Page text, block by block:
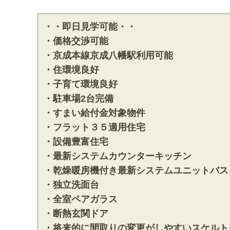
・・即日見学可能・・
・価格交渉可能
・京成本線京成八幡駅利用可能
・住環境良好
・子育て環境良好
・駐車場2台完備
・すまい給付金対象物件
・フラット３５適用住宅
・設備豊富住宅
・最新システムカウンターキッチン
・乾燥暖房機付き最新システムユニットバス
・独立洗面台
・全室ペアガラス
・断熱玄関ドア
・将来的に間取りの変更がしやすいスケル